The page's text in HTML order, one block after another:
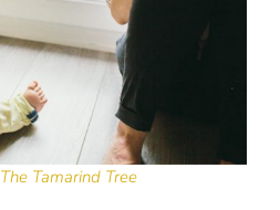
The Tamarind Tree